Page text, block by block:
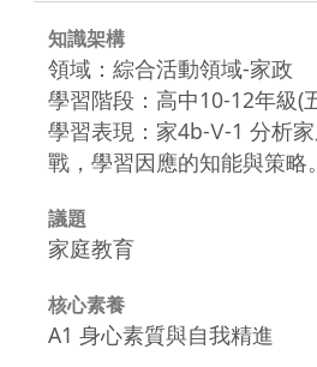
知識架構
領域：綜合活動領域-家政
學習階段：高中10-12年級(
學習表現：家4b-Ⅴ-1 分析
戰，學習因應的知能與策略。
議題
家庭教育
核心素養
A1 身心素質與自我精進